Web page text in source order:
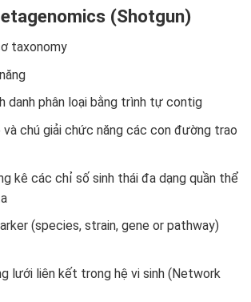
(Shotgun)
taxonomy
danh phân loại bằng trình tự contig
và chú giải chức năng các con đường trao
kê các chỉ số sinh thái đa dạng quần thể
(species, strain, gene or pathway)
lưới liên kết trong hệ vi sinh (Network